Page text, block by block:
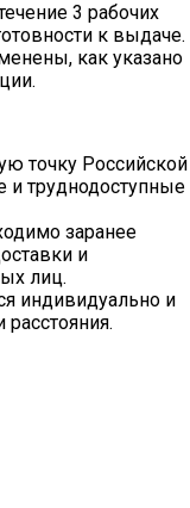
3 рабочих
к выдаче.
как указано
точку Российской
труднодоступные
заранее
и
лиц.
индивидуально и